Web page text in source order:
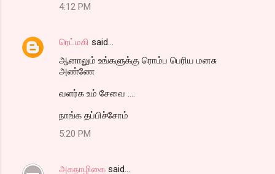
4:12 PM
ரெட்மகி said…
ஆனாலும் உங்களுக்கு ரொம்ப பெரிய மனசு
அண்ணே
வளர்க உம் சேவை ....
நாங்க தப்பிச்சோம்
5:20 PM
அகநாழிகை said…